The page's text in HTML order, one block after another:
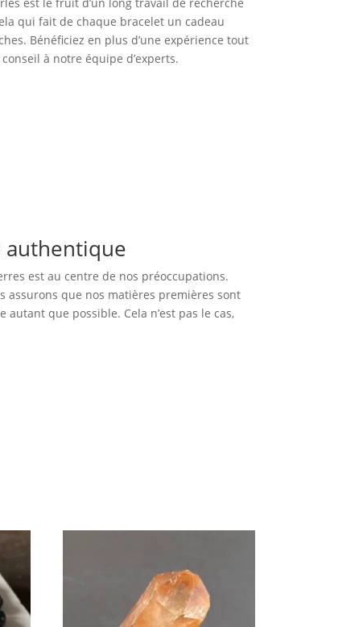
qui fait de chaque bracelet un cadeau
Bénéficiez en plus d’une expérience tout
à notre équipe d’experts.
est au centre de nos préoccupations.
assurons que nos matières premières sont
autant que possible. Cela n’est pas le cas,